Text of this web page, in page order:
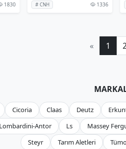
1830 # CNH 1336
« 1
Cicoria Claas Deutz
Lombardini-Antor Ls Massey
Steyr
Tarım Aletleri